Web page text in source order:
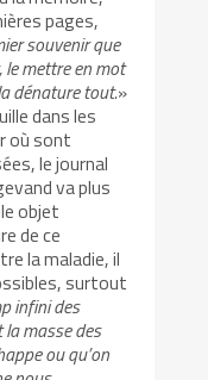
pages,
souvenir que
le mettre en mot
dénature tout.»
dans les
où sont
le journal
va plus
objet
de ce
la maladie, il
surtout
infini des
masse des
ou qu’on